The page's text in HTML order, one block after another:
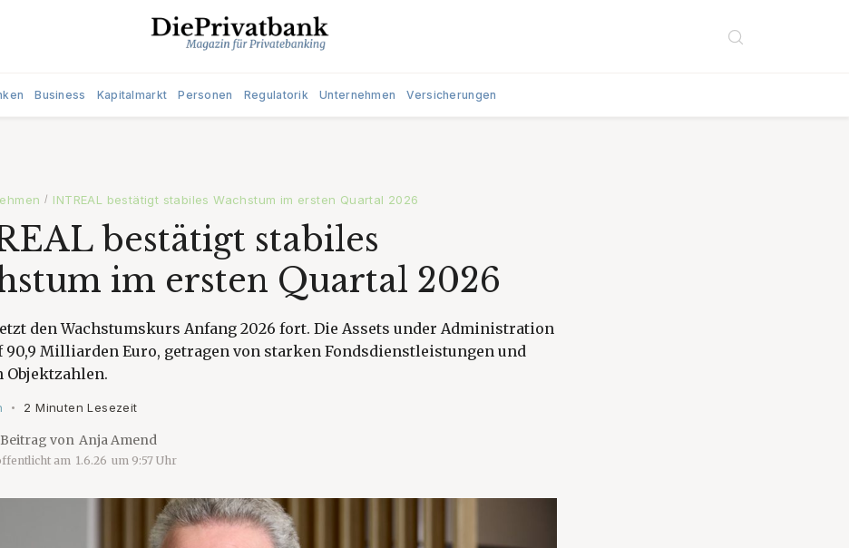
Business Kapitalmarkt Personen Regulatorik Unternehmen Versicherungen
/ INTREAL bestätigt stabiles Wachstum im ersten Quartal 2026
bestätigt stabiles
im ersten Quartal 2026
den Wachstumskurs Anfang 2026 fort. Die Assets under Administration
90,9 Milliarden Euro, getragen von starken Fondsdienstleistungen und
Objektzahlen.
• 2 Minuten Lesezeit
von Anja Amend
am 1.6.26 um 9:57 Uhr